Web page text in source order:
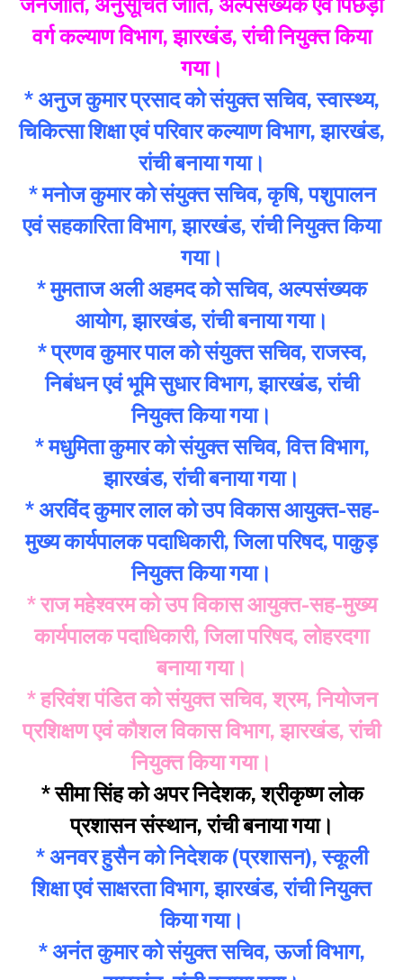
वर्ग कल्याण विभाग, झारखंड, रांची नियुक्त किया
गया।
* अनुज कुमार प्रसाद को संयुक्त सचिव, स्वास्थ्य,
चिकित्सा शिक्षा एवं परिवार कल्याण विभाग, झारखंड,
रांची बनाया गया।
* मनोज कुमार को संयुक्त सचिव, कृषि, पशुपालन
एवं सहकारिता विभाग, झारखंड, रांची नियुक्त किया
गया।
* मुमताज अली अहमद को सचिव, अल्पसंख्यक
आयोग, झारखंड, रांची बनाया गया।
* प्रणव कुमार पाल को संयुक्त सचिव, राजस्व,
निबंधन एवं भूमि सुधार विभाग, झारखंड, रांची
नियुक्त किया गया।
* मधुमिता कुमार को संयुक्त सचिव, वित्त विभाग,
झारखंड, रांची बनाया गया।
* अरविंद कुमार लाल को उप विकास आयुक्त-सह-
मुख्य कार्यपालक पदाधिकारी, जिला परिषद, पाकुड़
नियुक्त किया गया।
* राज महेश्वरम को उप विकास आयुक्त-सह-मुख्य
कार्यपालक पदाधिकारी, जिला परिषद, लोहरदगा
बनाया गया।
* हरिवंश पंडित को संयुक्त सचिव, श्रम, नियोजन
प्रशिक्षण एवं कौशल विकास विभाग, झारखंड, रांची
नियुक्त किया गया।
* सीमा सिंह को अपर निदेशक, श्रीकृष्ण लोक
प्रशासन संस्थान, रांची बनाया गया।
* अनवर हुसैन को निदेशक (प्रशासन), स्कूली
शिक्षा एवं साक्षरता विभाग, झारखंड, रांची नियुक्त
किया गया।
* अनंत कुमार को संयुक्त सचिव, ऊर्जा विभाग,